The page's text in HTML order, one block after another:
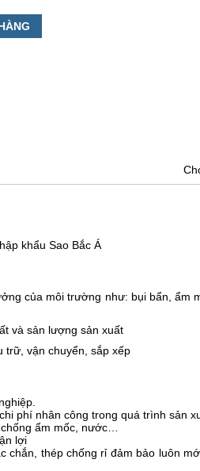
khẩu Sao Bắc Á
của môi trường như: bụi bẩn, ẩm
và sản lượng sản xuất
trữ, vận chuyển, sắp xếp
phí nhân công trong quá trình sản
ẩm mốc, nước…
lợi
chắn, thép chống rỉ đảm bảo luôn